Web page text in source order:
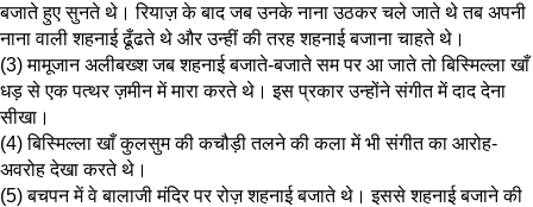
बजाते हुए सुनते थे। रियाज़ के बाद जब उनके नाना उठकर चले जाते थे तब अपनी
नाना वाली शहनाई ढूँढते थे और उन्हीं की तरह शहनाई बजाना चाहते थे।
(3) मामूजान अलीबख्श जब शहनाई बजाते-बजाते सम पर आ जाते तो बिस्मिल्ला खाँ
धड़ से एक पत्थर ज़मीन में मारा करते थे। इस प्रकार उन्होंने संगीत में दाद देना
सीखा।
(4) बिस्मिल्ला खाँ कुलसुम की कचौड़ी तलने की कला में भी संगीत का आरोह-
अवरोह देखा करते थे।
(5) बचपन में वे बालाजी मंदिर पर रोज़ शहनाई बजाते थे। इससे शहनाई बजाने की